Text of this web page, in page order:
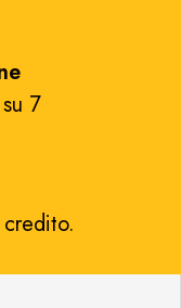
7​